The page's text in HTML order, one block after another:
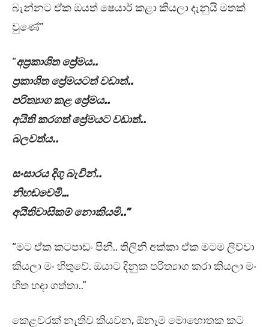
බැන්නට ඒක ඔයත් ෂෙයාර් කළා කියලා දැනුයි මතක්
වුණේ”
“අප්‍රකාශිත ප්‍රේමය..
ප්‍රකාශිත ප්‍රේමයටත් වඩාත්..
පරිත්‍යාග කළ ප්‍රේමය..
අයිති කරගත් ප්‍රේමයට වඩාත්..
බලවත්ය..
සංසාරය දිගු බැවින්..
නිහඬවෙමි…
අයිතිවාසිකම් නොකියමි..”
“මට ඒක කටපාඩං පිනී.. තිලිනි අක්කා ඒක මටම ලිව්වා
කියලා මං හිතුවේ. ඔයාට දිනුක පරිත්‍යාග කරා කියලා මං
හිත හදා ගත්තා..”
කෙළවරක් නැතිව කියවන, ඕනෑම මොහොතක කට